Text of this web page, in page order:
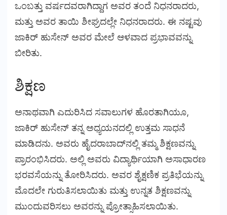
ಒಂಬತ್ತು ವರ್ಷದವರಾಗಿದ್ದಾಗ ಅವರ ತಂದೆ ನಿಧನರಾದರು,
ಮತ್ತು ಅವರ ತಾಯಿ ಶೀಘ್ರದಲ್ಲೇ ನಿಧನರಾದರು. ಈ ನಷ್ಟವು
ಜಾಕಿರ್ ಹುಸೇನ್ ಅವರ ಮೇಲೆ ಆಳವಾದ ಪ್ರಭಾವವನ್ನು
ಬೀರಿತು.
ಶಿಕ್ಷಣ
ಅನಾಥವಾಗಿ ಎದುರಿಸಿದ ಸವಾಲುಗಳ ಹೊರತಾಗಿಯೂ,
ಜಾಕಿರ್ ಹುಸೇನ್ ತನ್ನ ಅಧ್ಯಯನದಲ್ಲಿ ಉತ್ತಮ ಸಾಧನೆ
ಮಾಡಿದನು. ಅವರು ಹೈದರಾಬಾದ್‌ನಲ್ಲಿ ತಮ್ಮ ಶಿಕ್ಷಣವನ್ನು
ಪ್ರಾರಂಭಿಸಿದರು. ಅಲ್ಲಿ ಅವರು ವಿದ್ಯಾರ್ಥಿಯಾಗಿ ಅಸಾಧಾರಣ
ಭರವಸೆಯನ್ನು ತೋರಿಸಿದರು. ಅವರ ಶೈಕ್ಷಣಿಕ ಪ್ರತಿಭೆಯನ್ನು
ಮೊದಲೇ ಗುರುತಿಸಲಾಯಿತು ಮತ್ತು ಉನ್ನತ ಶಿಕ್ಷಣವನ್ನು
ಮುಂದುವರಿಸಲು ಅವರನ್ನು ಪ್ರೋತ್ಸಾಹಿಸಲಾಯಿತು.